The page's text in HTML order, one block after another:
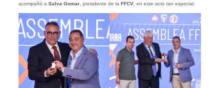
acompañó a Salva Gomar, presidente de la FFCV, en este acto tan especial.